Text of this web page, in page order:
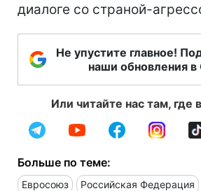
диалоге со страной-
Не упустите главное!
наши обновления в
Или читайте нас там, где
Больше по теме:
Евросоюз Российская Федерация